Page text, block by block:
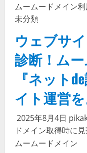
ムームードメイン
未分類
ウェブサ
診断！ム
『ネット
イト運営を
2025年8月4日
ドメイン取得時に
ムームードメイン